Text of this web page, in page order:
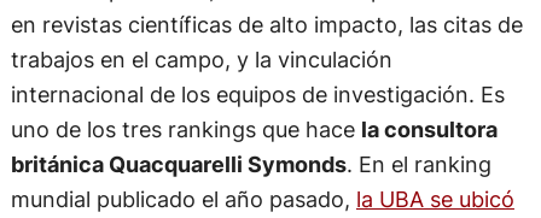
en revistas científicas de alto impacto, las citas de
trabajos en el campo, y la vinculación
internacional de los equipos de investigación. Es
uno de los tres rankings que hace la consultora
británica Quacquarelli Symonds. En el ranking
mundial publicado el año pasado, la UBA se ubicó